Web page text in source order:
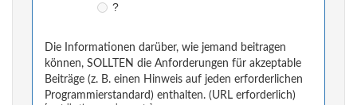
?
Die Informationen darüber, wie jemand beitragen
können, SOLLTEN die Anforderungen für akzeptable
Beiträge (z. B. einen Hinweis auf jeden erforderlichen
Programmierstandard) enthalten. (URL erforderlich)